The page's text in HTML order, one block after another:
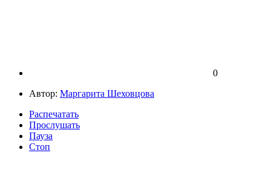
0
Автор: Маргарита Шеховцова
Распечатать
Прослушать
Пауза
Стоп